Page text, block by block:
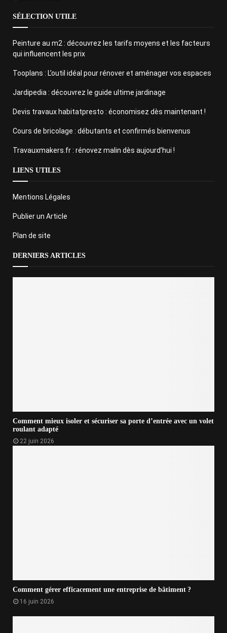
SÉLECTION UTILE
Peinture au m2 : découvrez les tarifs moyens et les facteurs
qui influencent les prix
Tooplans : L’outil idéal pour rénover et aménager vos espaces
Jardipedia : découvrez le guide ultime jardinage
Devis travaux habitatpresto : économisez dès maintenant !
Cours de bricolage : débutants et confirmés bienvenus
Travauxmakers.fr : rénovez malin dès aujourd’hui !
LIENS UTILES
Mentions Légales
Publier un Article
Plan de site
DERNIERS ARTICLES
Comment mieux isoler et sécuriser sa porte d’entrée avec un volet
roulant adapté
22 juin 2026
Comment gérer efficacement une entreprise de bâtiment ?
16 juin 2026